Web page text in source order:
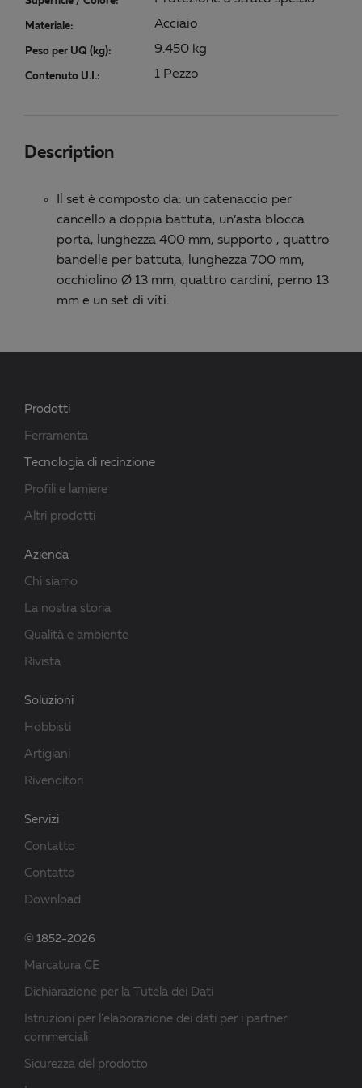
Materiale: Acciaio
Peso per UQ (kg): 9.450 kg
Contenuto U.I.: 1 Pezzo
Description
Il set è composto da: un catenaccio per
cancello a doppia battuta, un’asta blocca
porta, lunghezza 400 mm, supporto , quattro
bandelle per battuta, lunghezza 700 mm,
occhiolino Ø 13 mm, quattro cardini, perno 13
mm e un set di viti.
Prodotti
Ferramenta
Tecnologia di recinzione
Profili e lamiere
Altri prodotti
Azienda
Chi siamo
La nostra storia
Qualità e ambiente
Rivista
Soluzioni
Hobbisti
Artigiani
Rivenditori
Servizi
Contatto
Contatto
Download
© 1852-2026
Marcatura CE
Dichiarazione per la Tutela dei Dati
Istruzioni per l'elaborazione dei dati per i partner
commerciali
Sicurezza del prodotto